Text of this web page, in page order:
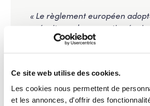
Ce site web utilise des cookies.
Les cookies nous permettent de
et les annonces, d'offrir des
« Le règlement européen
prévoit pas des garanties
C’est l’une des raisons pour
nous voterons contre ce texte.
en plus intrusifs, mais sans les
suffisantes pour garantir
respect des droits